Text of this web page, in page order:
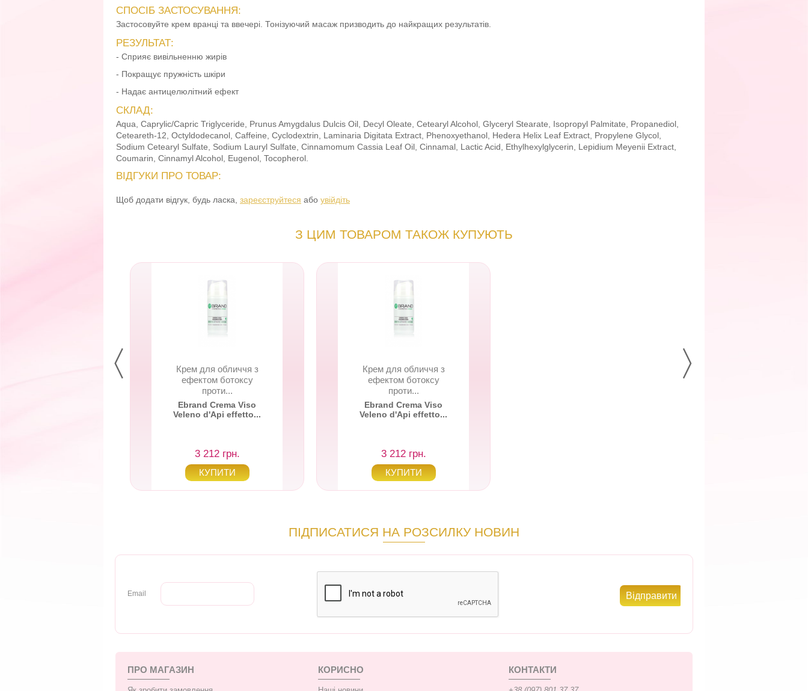
СПОСІБ ЗАСТОСУВАННЯ:
Застосовуйте крем вранці та ввечері. Тонізуючий масаж призводить до найкращих результатів.
РЕЗУЛЬТАТ:
- Сприяє вивільненню жирів
- Покращує пружність шкіри
- Надає антицелюлітний ефект
СКЛАД:
Aqua, Caprylic/Capric Triglyceride, Prunus Amygdalus Dulcis Oil, Decyl Oleate, Cetearyl Alcohol, Glyceryl Stearate, Isopropyl Palmitate, Propanediol,
Ceteareth-12, Octyldodecanol, Caffeine, Cyclodextrin, Laminaria Digitata Extract, Phenoxyethanol, Hedera Helix Leaf Extract, Propylene Glycol,
Sodium Cetearyl Sulfate, Sodium Lauryl Sulfate, Cinnamomum Cassia Leaf Oil, Cinnamal, Lactic Acid, Ethylhexylglycerin, Lepidium Meyenii Extract,
Coumarin, Cinnamyl Alcohol, Eugenol, Tocopherol.
ВІДГУКИ ПРО ТОВАР:
Щоб додати відгук, будь ласка, зареєструйтеся або увійдіть
З ЦИМ ТОВАРОМ ТАКОЖ КУПУЮТЬ
Крем для обличчя з
ефектом ботоксу
проти...
Ebrand Crema Viso
Veleno d'Api effetto...
3 212 грн.
Крем для обличчя з
ефектом ботоксу
проти...
Ebrand Crema Viso
Veleno d'Api effetto...
3 212 грн.
ПІДПИСАТИСЯ НА РОЗСИЛКУ НОВИН
Email
ПРО МАГАЗИН КОРИСНО КОНТАКТИ